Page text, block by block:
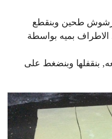
طحين وبنقطع
بميه بواسطة
بنقفلها وبنضغط على